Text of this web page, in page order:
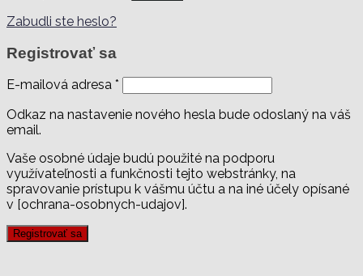
Zabudli ste heslo?
Registrovať sa
E-mailová adresa *
Odkaz na nastavenie nového hesla bude odoslaný na váš
email.
Vaše osobné údaje budú použité na podporu
využívateľnosti a funkčnosti tejto webstránky, na
spravovanie prístupu k vášmu účtu a na iné účely opísané
v [ochrana-osobnych-udajov].
Registrovať sa